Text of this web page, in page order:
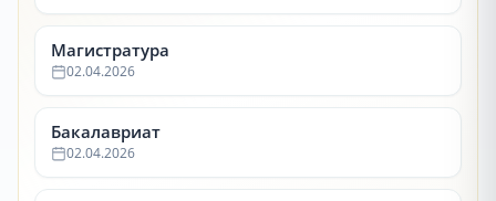
Магистратура
02.04.2026
Бакалавриат
02.04.2026